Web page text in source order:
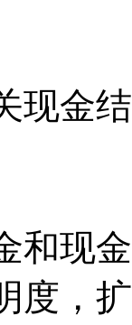
金结
现金
度，